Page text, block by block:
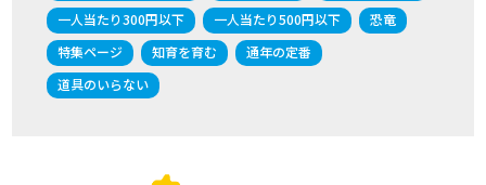
一人当たり300円以下
一人当たり500円以下
恐竜
特集ページ
知育を育む
通年の定番
道具のいらない